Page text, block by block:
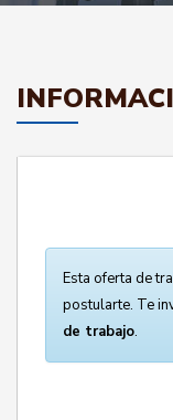
Esta oferta de
postularte. Te
de trabajo.